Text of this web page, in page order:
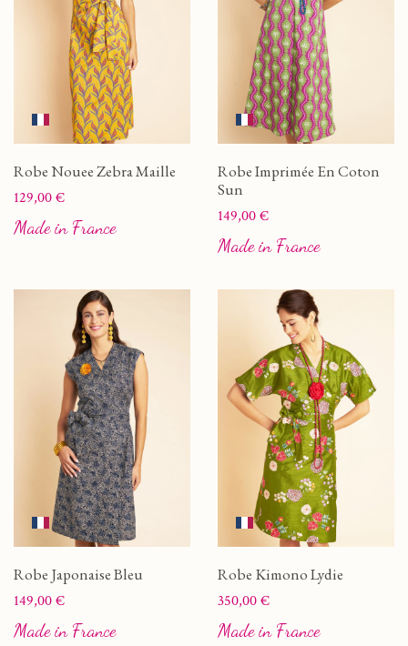
Robe Nouee Zebra Maille
Prix
129,00 €
Made in France
Robe Imprimée En Coton
Sun
Prix
149,00 €
Made in France
Robe Japonaise Bleu
Prix
149,00 €
Made in France
Robe Kimono Lydie
Prix
350,00 €
Made in France